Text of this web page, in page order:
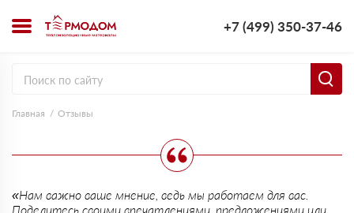
+7 (499) 350-37-46
Главная Отзывы
«Нам важно ваше мнение, ведь мы работаем для вас.
Поделитесь своими впечатлениями, предложениями или